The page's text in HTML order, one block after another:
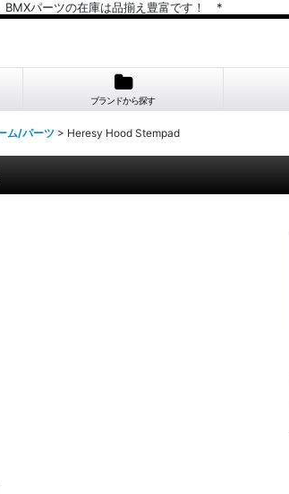
BMXパーツの在庫は品揃え豊富です！ *
ブランドから探す
ム/パーツ > Heresy Hood Stempad